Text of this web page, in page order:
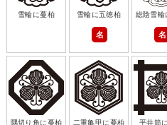
雪輪に蔓柏 雪輪に五徳柏
名
総陰雪輪
名
隅切り角に蔓柏 二重亀甲に蔓柏 平井筒